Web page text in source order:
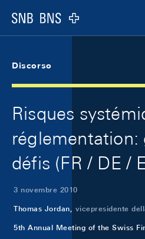
Logo
Discorso
Risques
réglementation:
défis (FR / DE /
3 novembre 2010
Thomas Jordan, vicepresidente
5th Annual Meeting of the Swiss